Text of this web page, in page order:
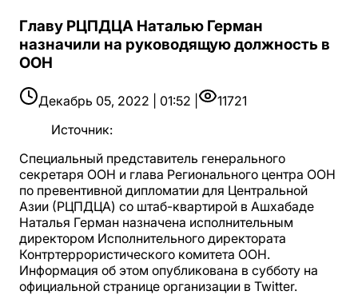
Главу РЦПДЦА Наталью Герман
назначили на руководящую должность в
ООН
Декабрь 05, 2022 | 01:52 |
11721
Источник:
Специальный представитель генерального
секретаря ООН и глава Регионального центра ООН
по превентивной дипломатии для Центральной
Азии (РЦПДЦА) со штаб-квартирой в Ашхабаде
Наталья Герман назначена исполнительным
директором Исполнительного директората
Контртеррористического комитета ООН.
Информация об этом опубликована в субботу на
официальной странице организации в Twitter.